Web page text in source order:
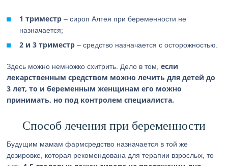
1 триместр – сироп Алтея при беременности не
назначается;
2 и 3 триместр – средство назначается с осторожностью.
Здесь можно немножко схитрить. Дело в том,если
лекарственным средством можно лечить для детей до
3 лет, то и беременным женщинам его можно
принимать, но под контролем специалиста.
Способ лечения при беременности
Будущим мамам фармсредство назначается в той же
дозировке, которая рекомендована для терапии взрослых, то